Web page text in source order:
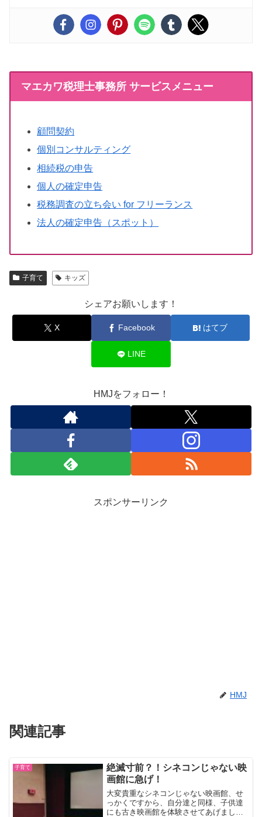
マエカワ税理士事務所 サービスメニュー
顧問契約
個別コンサルティング
相続税の申告
個人の確定申告
税務調査の立ち会い for フリーランス
法人の確定申告（スポット）
子育て キッズ
シェアお願いします！
X Facebook はてブ
LINE
HMJをフォロー！
スポンサーリンク
HMJ
関連記事
子育て
絶滅寸前？！シネコンじゃない映
画館に急げ！
大変貴重なシネコンじゃない映画館、せ
っかくですから、自分達と同様、子供達
にも古き映画館を体験させてあげましょ